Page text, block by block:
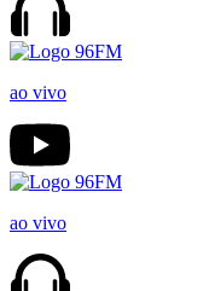
ao vivo
ao vivo